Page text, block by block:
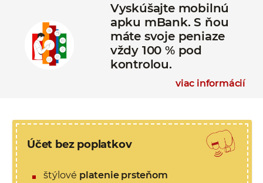
Vyskúšajte mobilnú
apku mBank. S ňou
máte svoje peniaze
vždy 100 % pod
kontrolou.
viac informácií
Účet bez poplatkov
štýlové platenie prsteňom